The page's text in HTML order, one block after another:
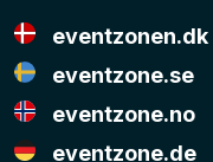
eventzonen.dk
eventzone.se
eventzone.no
eventzone.de